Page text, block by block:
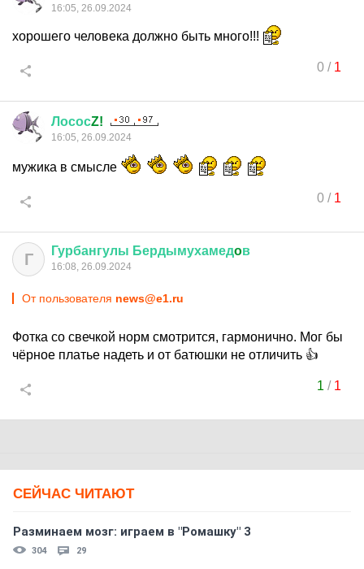
16:05, 26.09.2024
хорошего человека должно быть много!!!
0/ 1
ЛососZ!
16:05, 26.09.2024
мужика в смысле
0/ 1
Г Гурбангулы Бердымухамедoв
16:08, 26.09.2024
От пользователя news@e1.ru
Фотка со свечкой норм смотрится, гармонично. Мог бы
чёрное платье надеть и от батюшки не отличить 👍
1 / 1
СЕЙЧАС ЧИТАЮТ
Разминаем мозг: играем в "Ромашку" 3
304 29